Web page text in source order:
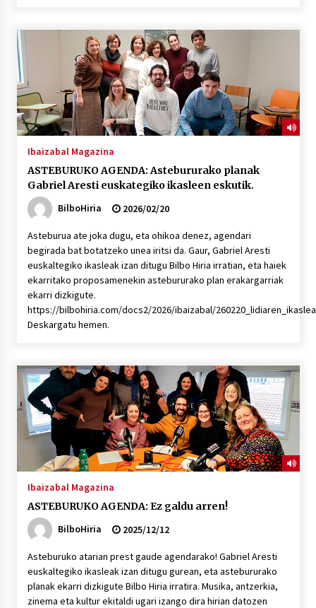
Ibaizabal Magazina
ASTEBURUKO AGENDA: Astebururako planak
Gabriel Aresti euskategiko ikasleen eskutik.
BilboHiria
2026/02/20
Asteburua ate joka dugu, eta ohikoa denez, agendari
begirada bat botatzeko unea iritsi da. Gaur, Gabriel Aresti
euskaltegiko ikasleak izan ditugu Bilbo Hiria irratian, eta haiek
ekarritako proposamenekin astebururako plan erakargarriak
ekarri dizkigute.
https://bilbohiria.com/docs2/2026/ibaizabal/
Deskargatu hemen.
Ibaizabal Magazina
ASTEBURUKO AGENDA: Ez galdu arren!
BilboHiria
2025/12/12
Asteburuko atarian prest gaude agendarako! Gabriel Aresti
euskaltegiko ikasleak izan ditugu gurean, eta astebururako
planak ekarri dizkigute Bilbo Hiria irratira. Musika, antzerkia,
zinema eta kultur ekitaldi ugari izango dira hirian datozen